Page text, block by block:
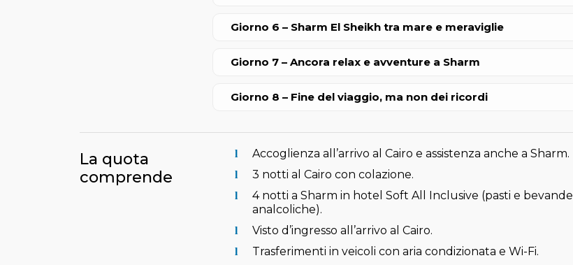
Giorno 6 – Sharm El Sheikh tra mare e meraviglie
Giorno 7 – Ancora relax e avventure a Sharm
Giorno 8 – Fine del viaggio, ma non dei ricordi
La quota
comprende
Accoglienza all’arrivo al Cairo e assistenza anche a Sharm.
3 notti al Cairo con colazione.
4 notti a Sharm in hotel Soft All Inclusive (pasti e bevande
analcoliche).
Visto d’ingresso all’arrivo al Cairo.
Trasferimenti in veicoli con aria condizionata e Wi-Fi.